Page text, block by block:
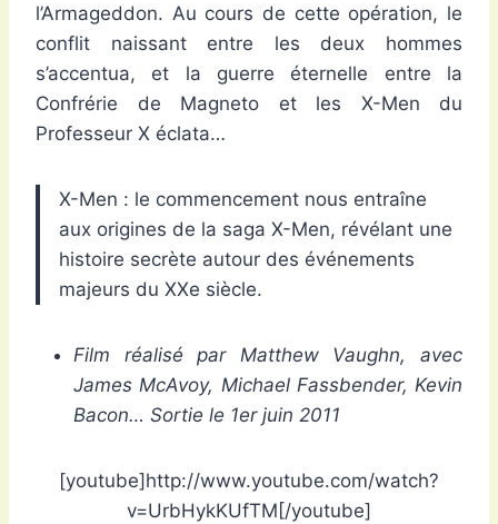
l’Armageddon. Au cours de cette opération, le
conflit naissant entre les deux hommes
s’accentua, et la guerre éternelle entre la
Confrérie de Magneto et les X-Men du
Professeur X éclata…
X-Men : le commencement nous entraîne
aux origines de la saga X-Men, révélant une
histoire secrète autour des événements
majeurs du XXe siècle.
Film réalisé par Matthew Vaughn, avec
James McAvoy, Michael Fassbender, Kevin
Bacon… Sortie le 1er juin 2011
[youtube]http://www.youtube.com/watch?
v=UrbHykKUfTM[/youtube]